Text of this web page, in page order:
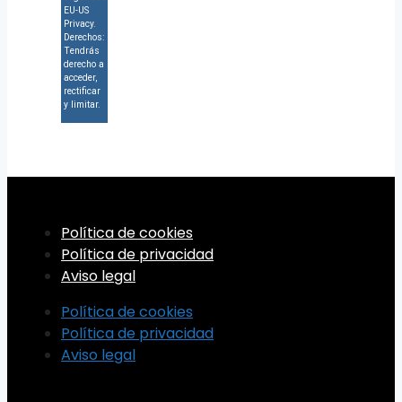
EU-US
Privacy.
Derechos:
Tendrás
derecho a
acceder,
rectificar
y limitar.
Política de cookies
Política de privacidad
Aviso legal
Política de cookies
Política de privacidad
Aviso legal